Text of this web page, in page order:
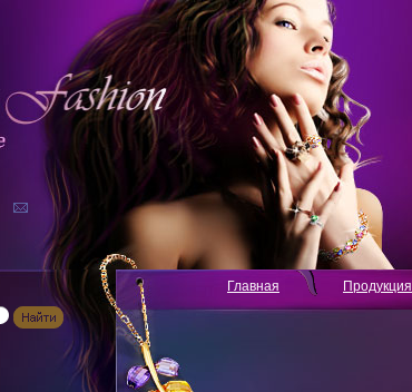
Главная Продукция